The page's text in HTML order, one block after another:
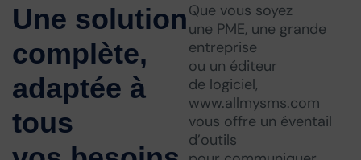
Une solution
complète,
adaptée à
tous
Que vous soyez
une PME, une grande
entreprise
ou un éditeur
de logiciel,
www.allmysms.com
vous offre un éventail
d’outils